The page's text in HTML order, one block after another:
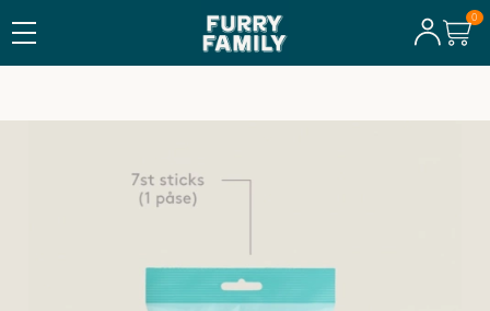
TILLVERKAT I SVERIGE